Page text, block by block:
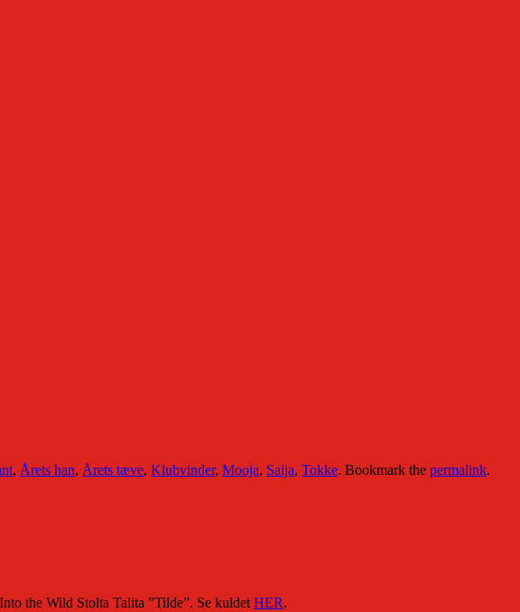
, Årets han, Årets tæve, Klubvinder, Mooja, Saija, Tokke. Bookmark the permalink.
the Wild Stolta Talita ”Tilde”. Se kuldet HER.